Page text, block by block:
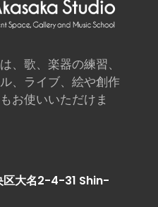
、歌、楽器の練習、
、ライブ、絵や創作
お使いいただけま
区大名2-4-31 Shin-